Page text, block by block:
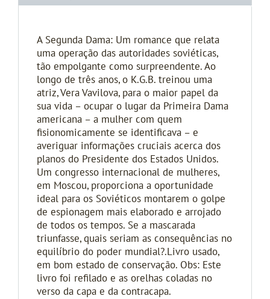
A Segunda Dama: Um romance que relata
uma operação das autoridades soviéticas,
tão empolgante como surpreendente. Ao
longo de três anos, o K.G.B. treinou uma
atriz, Vera Vavilova, para o maior papel da
sua vida – ocupar o lugar da Primeira Dama
americana – a mulher com quem
fisionomicamente se identificava – e
averiguar informações cruciais acerca dos
planos do Presidente dos Estados Unidos.
Um congresso internacional de mulheres,
em Moscou, proporciona a oportunidade
ideal para os Soviéticos montarem o golpe
de espionagem mais elaborado e arrojado
de todos os tempos. Se a mascarada
triunfasse, quais seriam as consequências no
equilíbrio do poder mundial?.Livro usado,
em bom estado de conservação. Obs: Este
livro foi refilado e as orelhas coladas no
verso da capa e da contracapa.